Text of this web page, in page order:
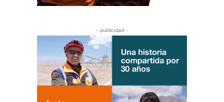
- publicidad -